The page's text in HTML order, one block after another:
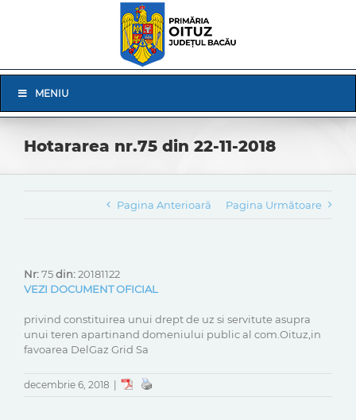
Navigation
MENIU
Hotararea nr.75 din 22-11-2018
Pagina Anterioară Pagina Următoare
Nr:75din:20181122
VEZI DOCUMENT OFICIAL
privind constituirea unui drept de uz si servitute asupra
unui teren apartinand domeniului public al com.Oituz,in
favoarea DelGaz Grid Sa
decembrie 6, 2018